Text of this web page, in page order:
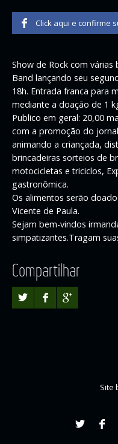
Click aqui e confirme
Show de Rock com várias
Band lançando seu
18h. Entrada franca para
mediante a doação de 1
Publico em geral: 20,00
com a promoção do
animando a criançada,
brincadeiras sorteios de
motocicletas e triciclos,
gastronômica.
Os alimentos serão
Vicente de Paula.
Sejam bem-vindos
simpatizantes.Tragam
Compartilhar
Site